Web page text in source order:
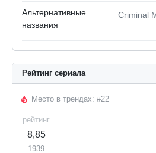
Альтернативные
названия
Criminal
Рейтинг сериала
Место в трендах: #22
рейтинг
8,85
1939